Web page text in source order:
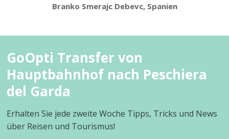
Branko Smerajc Debevc, Spanien
GoOpti Transfer von
Hauptbahnhof nach Peschiera
del Garda
Erhalten Sie jede zweite Woche Tipps, Tricks und News
über Reisen und Tourismus!